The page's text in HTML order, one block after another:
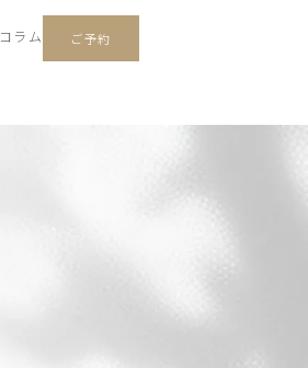
コラム ご予約